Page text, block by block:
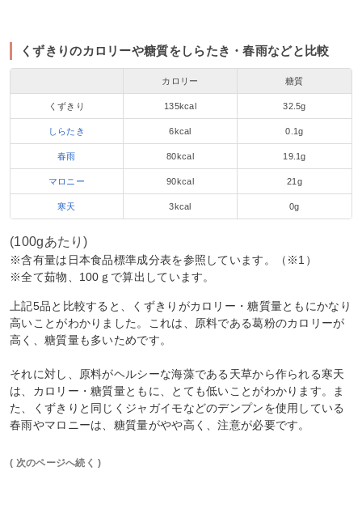
くずきりのカロリーや糖質をしらたき・春雨などと比較
カロリー 糖質
くずきり 135kcal 32.5g
しらたき 6kcal 0.1g
春雨 80kcal 19.1g
マロニー 90kcal 21g
寒天 3kcal 0g
(100gあたり)
※含有量は日本食品標準成分表を参照しています。（※1）
※全て茹物、100ｇで算出しています。
上記5品と比較すると、くずきりがカロリー・糖質量ともにかなり
高いことがわかりました。これは、原料である葛粉のカロリーが
高く、糖質量も多いためです。
それに対し、原料がヘルシーな海藻である天草から作られる寒天
は、カロリー・糖質量ともに、とても低いことがわかります。ま
た、くずきりと同じくジャガイモなどのデンプンを使用している
春雨やマロニーは、糖質量がやや高く、注意が必要です。
( 次のページへ続く )